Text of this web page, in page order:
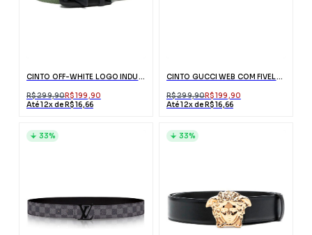
CINTO OFF-WHITE LOGO INDUSTRIAL VERDE
R$ 299,90R$ 199,90
Até 12x de R$ 16,66
CINTO GUCCI WEB COM FIVELA G
R$ 299,90R$ 199,90
Até 12x de R$ 16,66
33% 33%